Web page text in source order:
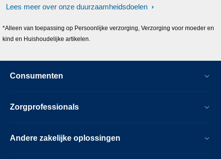
Lees meer over onze duurzaamheidsdoelen
*Alleen van toepassing op Persoonlijke verzorging, Verzorging voor moeder en
kind en Huishoudelijke artikelen.
Consumenten
Zorgprofessionals
Andere zakelijke oplossingen